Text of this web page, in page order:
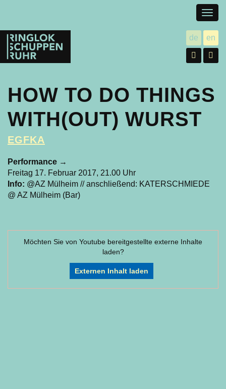
Ringlokschuppen
Ruhr
de utsch
en
HOW TO DO THINGS
WITH(OUT) WURST
EGFKA
Performance →
Freitag 17. Februar 2017, 21.00 Uhr
Info: @AZ Mülheim // anschließend: KATERSCHMIEDE
@ AZ Mülheim (Bar)
Möchten Sie von Youtube bereitgestellte externe Inhalte
laden?
Externen Inhalt laden